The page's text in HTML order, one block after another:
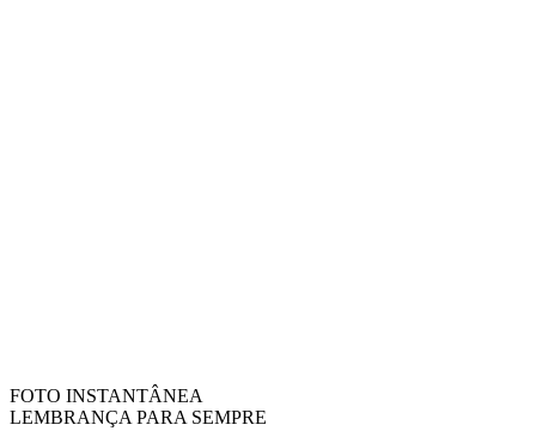
FOTO INSTANTÂNEA
LEMBRANÇA PARA SEMPRE